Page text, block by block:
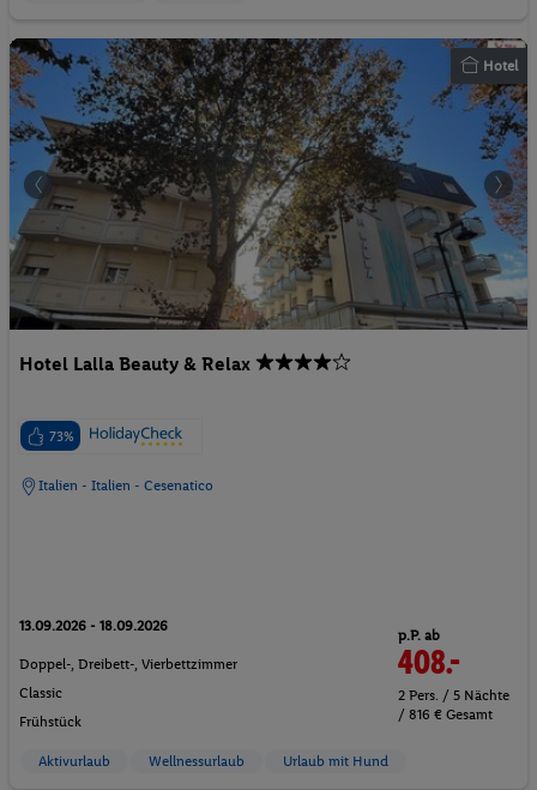
Hotel
Hotel Lalla Beauty & Relax
73%
Italien - Italien - Cesenatico
13.09.2026 - 18.09.2026
Doppel-, Dreibett-, Vierbettzimmer
Classic
Frühstück
p.P. ab
408.-
2 Pers. / 5 Nächte
/ 816 € Gesamt
Aktivurlaub Wellnessurlaub Urlaub mit Hund